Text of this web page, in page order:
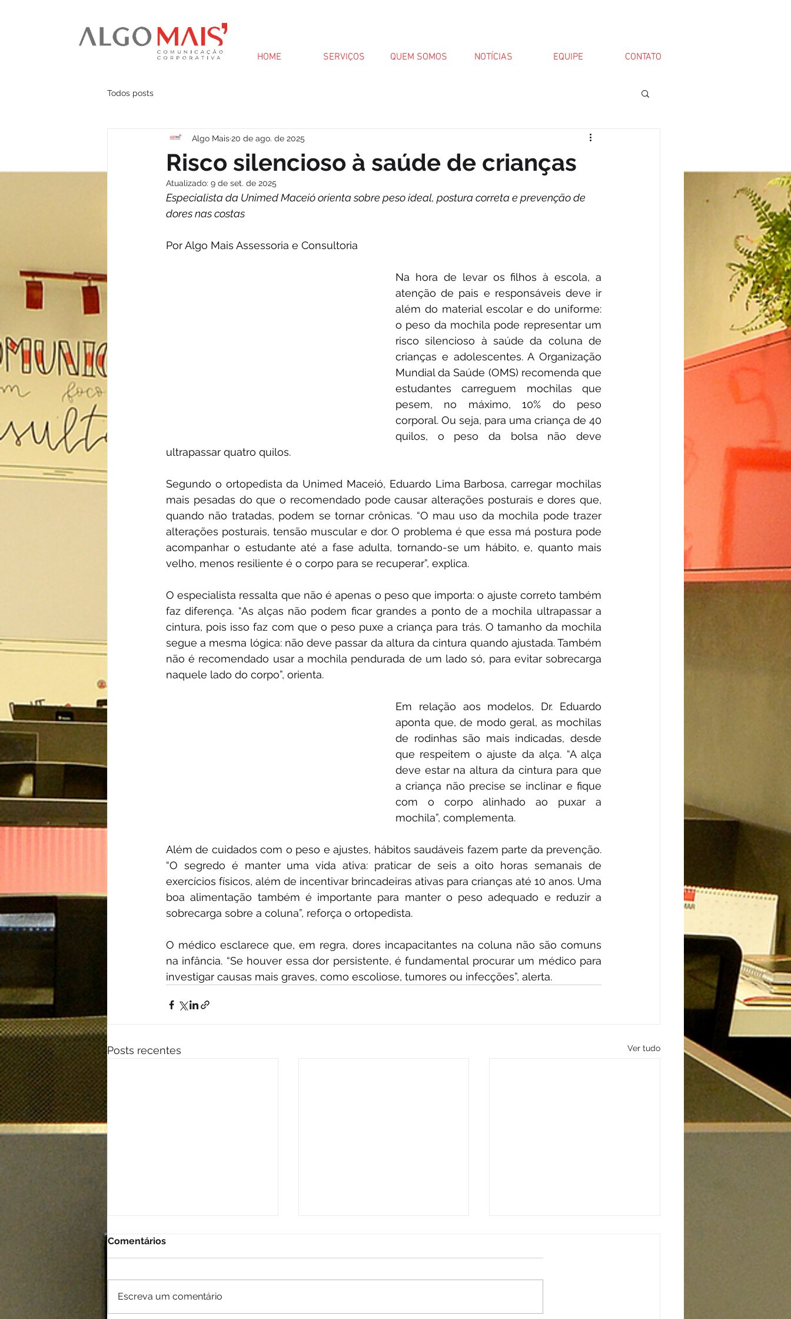
HOME SERVIÇOS QUEM SOMOS NOTÍCIAS EQUIPE CONTATO
Todos posts
Risco silencioso à saúde de crianças
Algo Mais20 de ago. de 2025
Atualizado: 9 de set. de 2025
Especialista da Unimed Maceió orienta sobre peso ideal, postura correta e prevenção de
dores nas costas
Por Algo Mais Assessoria e Consultoria
Na hora de levar os filhos à escola, a
atenção de pais e responsáveis deve ir
além do material escolar e do uniforme:
o peso da mochila pode representar um
risco silencioso à saúde da coluna de
crianças e adolescentes. A Organização
Mundial da Saúde (OMS) recomenda que
estudantes carreguem mochilas que
pesem, no máximo, 10% do peso
corporal. Ou seja, para uma criança de 40
quilos, o peso da bolsa não deve
ultrapassar quatro quilos.
Segundo o ortopedista da Unimed Maceió, Eduardo Lima Barbosa, carregar mochilas
mais pesadas do que o recomendado pode causar alterações posturais e dores que,
quando não tratadas, podem se tornar crônicas. “O mau uso da mochila pode trazer
alterações posturais, tensão muscular e dor. O problema é que essa má postura pode
acompanhar o estudante até a fase adulta, tornando-se um hábito, e, quanto mais
velho, menos resiliente é o corpo para se recuperar”, explica.
O especialista ressalta que não é apenas o peso que importa: o ajuste correto também
faz diferença. “As alças não podem ficar grandes a ponto de a mochila ultrapassar a
cintura, pois isso faz com que o peso puxe a criança para trás. O tamanho da mochila
segue a mesma lógica: não deve passar da altura da cintura quando ajustada. Também
não é recomendado usar a mochila pendurada de um lado só, para evitar sobrecarga
naquele lado do corpo”, orienta.
Em relação aos modelos, Dr. Eduardo
aponta que, de modo geral, as mochilas
de rodinhas são mais indicadas, desde
que respeitem o ajuste da alça. “A alça
deve estar na altura da cintura para que
a criança não precise se inclinar e fique
com o corpo alinhado ao puxar a
mochila”, complementa.
Além de cuidados com o peso e ajustes, hábitos saudáveis fazem parte da prevenção.
“O segredo é manter uma vida ativa: praticar de seis a oito horas semanais de
exercícios físicos, além de incentivar brincadeiras ativas para crianças até 10 anos. Uma
boa alimentação também é importante para manter o peso adequado e reduzir a
sobrecarga sobre a coluna”, reforça o ortopedista.
O médico esclarece que, em regra, dores incapacitantes na coluna não são comuns
na infância. “Se houver essa dor persistente, é fundamental procurar um médico para
investigar causas mais graves, como escoliose, tumores ou infecções”, alerta.
Posts recentes Ver tudo
Comentários
Escreva um comentário